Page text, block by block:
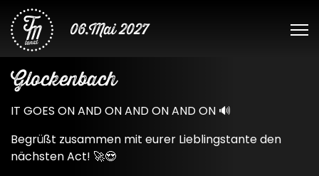
06.Mai 2027
Glockenbach
IT GOES ON AND ON AND ON AND ON 🔊
Begrüßt zusammen mit eurer Lieblingstante den
nächsten Act! 🚀😍